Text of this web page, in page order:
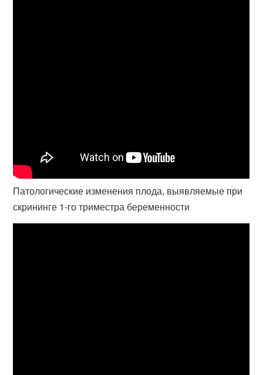
Патологические изменения плода, выявляемые при
скрининге 1-го триместра беременности